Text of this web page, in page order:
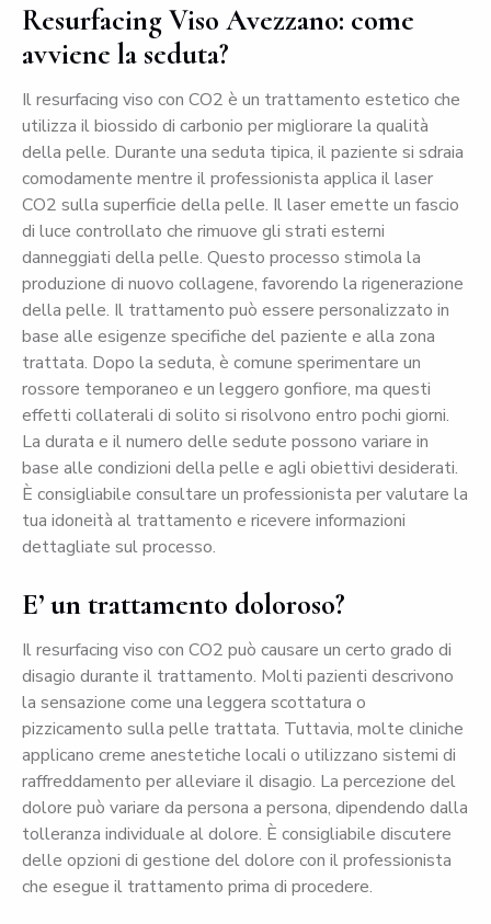
Resurfacing Viso Avezzano: come
avviene la seduta?
Il resurfacing viso con CO2 è un trattamento estetico che
utilizza il biossido di carbonio per migliorare la qualità
della pelle. Durante una seduta tipica, il paziente si sdraia
comodamente mentre il professionista applica il laser
CO2 sulla superficie della pelle. Il laser emette un fascio
di luce controllato che rimuove gli strati esterni
danneggiati della pelle. Questo processo stimola la
produzione di nuovo collagene, favorendo la rigenerazione
della pelle. Il trattamento può essere personalizzato in
base alle esigenze specifiche del paziente e alla zona
trattata. Dopo la seduta, è comune sperimentare un
rossore temporaneo e un leggero gonfiore, ma questi
effetti collaterali di solito si risolvono entro pochi giorni.
La durata e il numero delle sedute possono variare in
base alle condizioni della pelle e agli obiettivi desiderati.
È consigliabile consultare un professionista per valutare la
tua idoneità al trattamento e ricevere informazioni
dettagliate sul processo.
E’ un trattamento doloroso?
Il resurfacing viso con CO2 può causare un certo grado di
disagio durante il trattamento. Molti pazienti descrivono
la sensazione come una leggera scottatura o
pizzicamento sulla pelle trattata. Tuttavia, molte cliniche
applicano creme anestetiche locali o utilizzano sistemi di
raffreddamento per alleviare il disagio. La percezione del
dolore può variare da persona a persona, dipendendo dalla
tolleranza individuale al dolore. È consigliabile discutere
delle opzioni di gestione del dolore con il professionista
che esegue il trattamento prima di procedere.